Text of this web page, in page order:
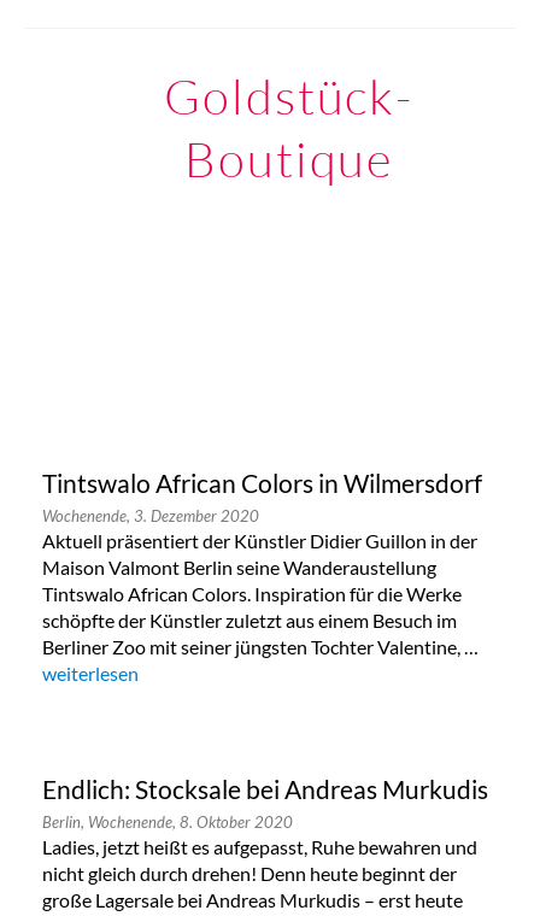
Goldstück-
Boutique
Tintswalo African Colors in Wilmersdorf
Wochenende, 3. Dezember 2020
Aktuell präsentiert der Künstler Didier Guillon in der
Maison Valmont Berlin seine Wanderaustellung
Tintswalo African Colors. Inspiration für die Werke
schöpfte der Künstler zuletzt aus einem Besuch im
Berliner Zoo mit seiner jüngsten Tochter Valentine, …
„Tintswalo African Colors in Wilmersdorf“
weiterlesen
Endlich: Stocksale bei Andreas Murkudis
Berlin, Wochenende, 8. Oktober 2020
Ladies, jetzt heißt es aufgepasst, Ruhe bewahren und
nicht gleich durch drehen! Denn heute beginnt der
große Lagersale bei Andreas Murkudis – erst heute